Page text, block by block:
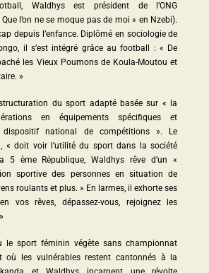
Waldhys est président de l’ONG
Que l’on ne se moque pas de moi » en Nzebi).
depuis l’enfance. Diplômé en sociologie de
il s’est intégré grâce au football : « De
les Vieux Poumons de Koula-Moutou et
»
du sport adapté basée sur « la
en équipements spécifiques et
dispositif national de compétitions ». Le
« doit voir l’utilité du sport dans la société
5 ème République, Waldhys rêve d’un «
sportive des personnes en situation de
roulants et plus. » En larmes, il exhorte ses
vos rêves, dépassez-vous, rejoignez les
le sport féminin végète sans championnat
où les vulnérables restent cantonnés à la